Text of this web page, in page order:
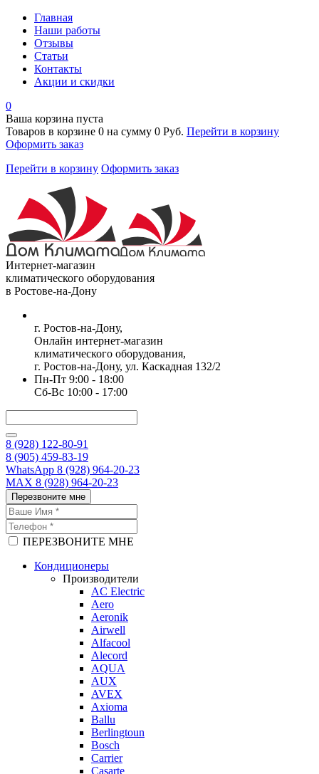
Главная
Наши работы
Отзывы
Статьи
Контакты
Акции и скидки
0
Ваша корзина пуста
Товаров в корзине 0 на сумму 0 Руб. Перейти в корзину
Оформить заказ
Перейти в корзину Оформить заказ
Интернет-магазин
климатического оборудования
в Ростове-на-Дону
г. Ростов-на-Дону,
Онлайн интернет-магазин
климатического оборудования,
г. Ростов-на-Дону, ул. Каскадная 132/2
Пн-Пт 9:00 - 18:00
Сб-Вс 10:00 - 17:00
8 (928) 122-80-91
8 (905) 459-83-19
WhatsApp 8 (928) 964-20-23
MAX 8 (928) 964-20-23
Перезвоните мне
ПЕРЕЗВОНИТЕ МНЕ
Кондиционеры
Производители
AC Electric
Aero
Aeronik
Airwell
Alfacool
Alecord
AQUA
AUX
AVEX
Axioma
Ballu
Berlingtoun
Bosch
Carrier
Casarte